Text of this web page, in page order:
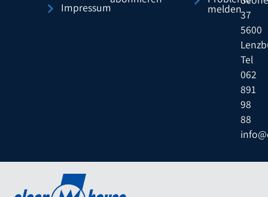
Impressum
melden37
5600
Tel
062
891
98
88